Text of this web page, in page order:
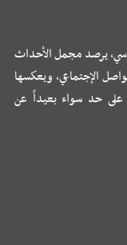
يرصد مجمل الأحداث
الإجتماعي، ويعكسها
على حد سواء بعيداً عن